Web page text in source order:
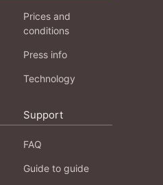
Prices and
conditions
Press info
Technology
Support
FAQ
Guide to guide